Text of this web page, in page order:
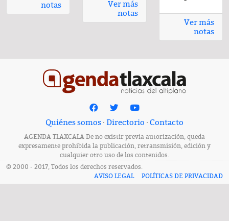
notas
Ver más
notas
Ver más
notas
Quiénes somos · Directorio · Contacto
AGENDA TLAXCALA De no existir previa autorización, queda
expresamente prohibida la publicación, retransmisión, edición y
cualquier otro uso de los contenidos.
© 2000 - 2017, Todos los derechos reservados.
AVISO LEGAL
POLÍTICAS DE PRIVACIDAD